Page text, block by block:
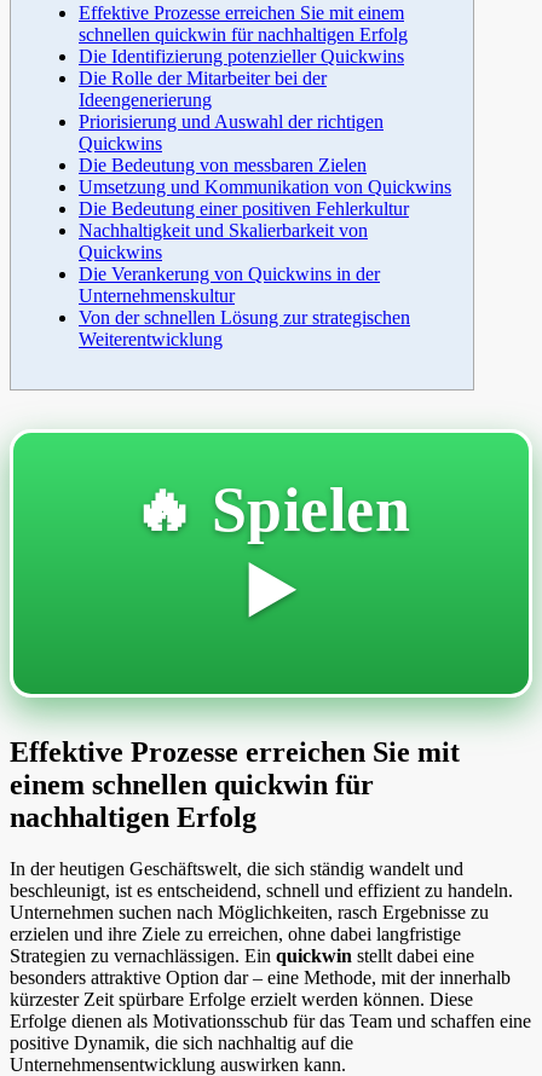
Effektive Prozesse erreichen Sie mit einem
schnellen quickwin für nachhaltigen Erfolg
Die Identifizierung potenzieller Quickwins
Die Rolle der Mitarbeiter bei der
Ideengenerierung
Priorisierung und Auswahl der richtigen
Quickwins
Die Bedeutung von messbaren Zielen
Umsetzung und Kommunikation von Quickwins
Die Bedeutung einer positiven Fehlerkultur
Nachhaltigkeit und Skalierbarkeit von
Quickwins
Die Verankerung von Quickwins in der
Unternehmenskultur
Von der schnellen Lösung zur strategischen
Weiterentwicklung
🔥 Spielen
▶️
Effektive Prozesse erreichen Sie mit
einem schnellen quickwin für
nachhaltigen Erfolg
In der heutigen Geschäftswelt, die sich ständig wandelt und
beschleunigt, ist es entscheidend, schnell und effizient zu handeln.
Unternehmen suchen nach Möglichkeiten, rasch Ergebnisse zu
erzielen und ihre Ziele zu erreichen, ohne dabei langfristige
Strategien zu vernachlässigen. Ein quickwin stellt dabei eine
besonders attraktive Option dar – eine Methode, mit der innerhalb
kürzester Zeit spürbare Erfolge erzielt werden können. Diese
Erfolge dienen als Motivationsschub für das Team und schaffen eine
positive Dynamik, die sich nachhaltig auf die
Unternehmensentwicklung auswirken kann.